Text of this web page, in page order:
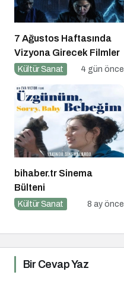
7 Ağustos Haftasında
Vizyona Girecek Filmler
Kültür Sanat 4 gün önce
bihaber.tr Sinema
Bülteni
Kültür Sanat 8 ay önce
Bir Cevap Yaz